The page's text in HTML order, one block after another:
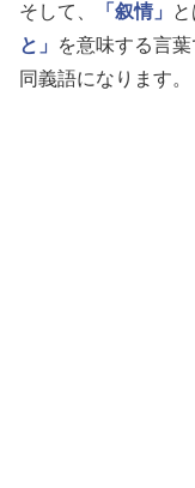
そして、 「叙情」
と」
を意味する言
同義語になります。